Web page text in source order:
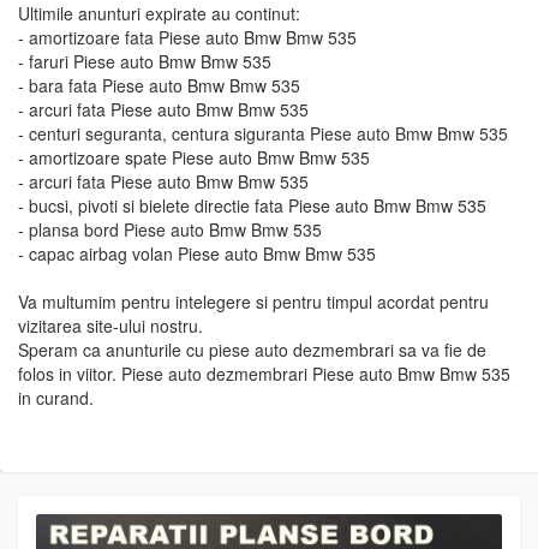
Ultimile anunturi expirate au continut:
- amortizoare fata Piese auto Bmw Bmw 535
- faruri Piese auto Bmw Bmw 535
- bara fata Piese auto Bmw Bmw 535
- arcuri fata Piese auto Bmw Bmw 535
- centuri seguranta, centura siguranta Piese auto Bmw Bmw 535
- amortizoare spate Piese auto Bmw Bmw 535
- arcuri fata Piese auto Bmw Bmw 535
- bucsi, pivoti si bielete directie fata Piese auto Bmw Bmw 535
- plansa bord Piese auto Bmw Bmw 535
- capac airbag volan Piese auto Bmw Bmw 535
Va multumim pentru intelegere si pentru timpul acordat pentru
vizitarea site-ului nostru.
Speram ca anunturile cu piese auto dezmembrari sa va fie de
folos in viitor. Piese auto dezmembrari Piese auto Bmw Bmw 535
in curand.